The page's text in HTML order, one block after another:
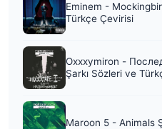
Eminem -
Türkçe Çevirisi
Oxxxymiron -
Şarkı Sözleri ve
Maroon 5 - Animals